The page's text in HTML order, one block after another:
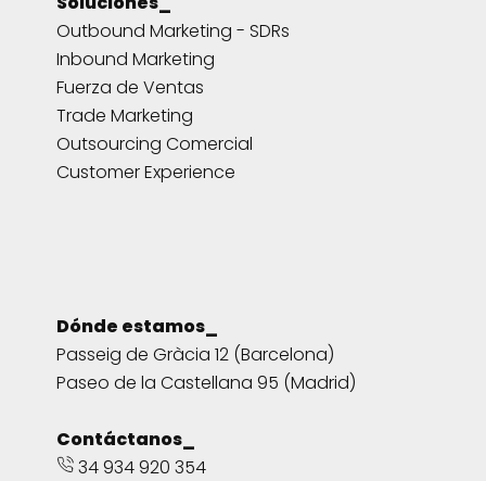
Outbound Marketing - SDRs
Inbound Marketing
Fuerza de Ventas
Trade Marketing
Outsourcing Comercial
Customer Experience
Dónde estamos_
Passeig de Gràcia 12 (Barcelona)
Paseo de la Castellana 95 (Madrid)
Contáctanos_
34 934 920 354